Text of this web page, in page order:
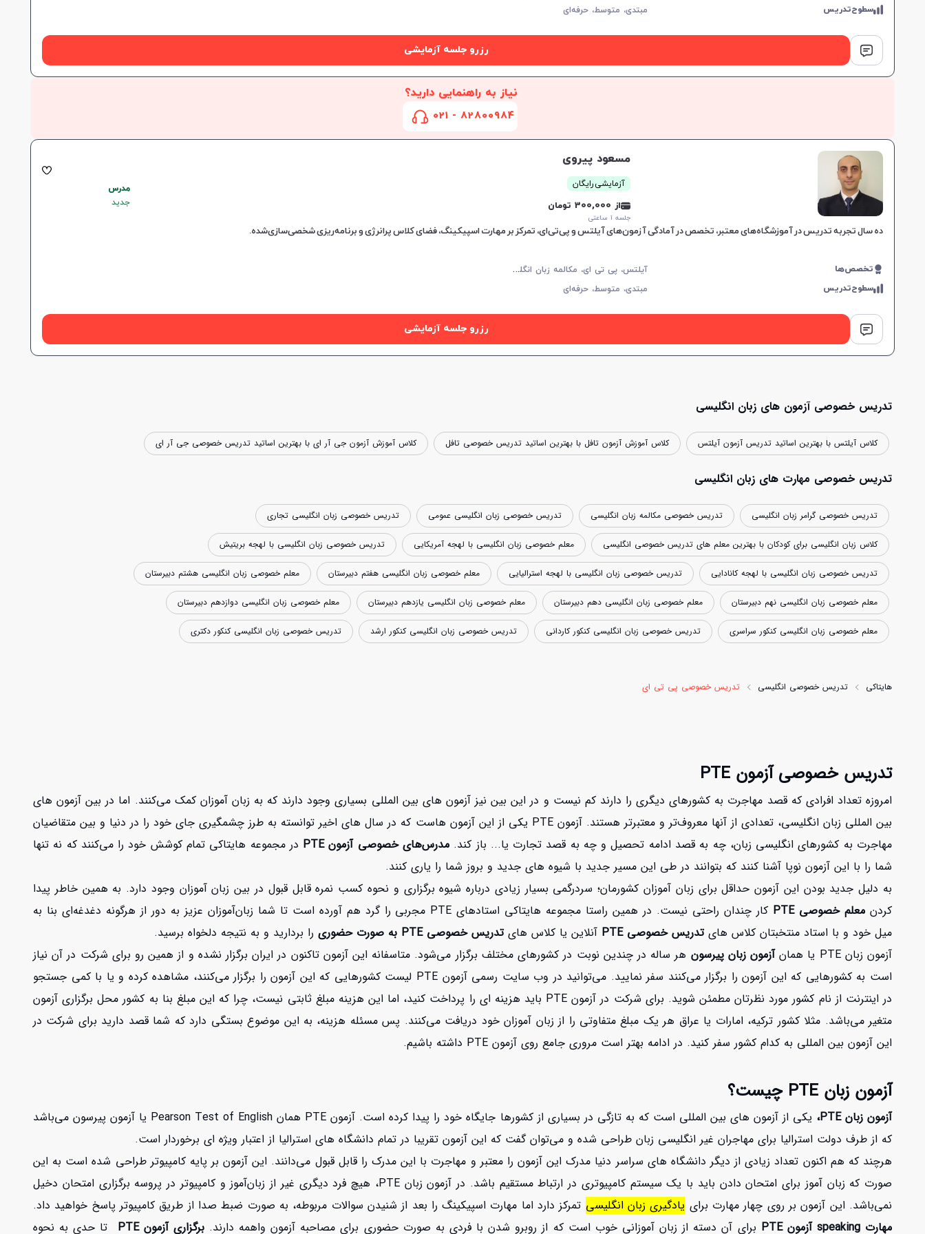
سطوح‌تدریس مبتدی، متوسط،حرفه‌ای
رزرو جلسه آزمایشی
نیاز به راهنمایی دارید؟
82800984 - 021
مسعود پیروی
آزمایشی رایگان
از 300,000 تومان
جلسه ۱ ساعتی
مدرس
جدید
ده سال تجربه تدریس در آموزشگاه‌های معتبر، تخصص در آمادگی آزمون‌های آیلتس و پی‌تی‌ای، تمرکز بر مهارت اسپیکینگ، فضای کلاس پرانرژی و برنامه‌ریزی شخصی‌سازی‌شده.
تخصص‌ها آ
یلتس، پی تی ای، مکالمه زبان انگلیسی، زبان انگلیسی عمومی، گرامر زبان انگلیسی، زبان انگلیسی آمریکایی، زبان انگلیسی کنکور سراسری، زبان انگلیسی کنکور کاردانی، زبان انگلیسی کنکور ارشد، زبان انگلیسی کنکور دکتری، زبان انگلیسی هشتم دبیرستان، زبان انگلیسی نهم دبیرستان، زبان انگلیسی دهم دبیرستان، زبان انگلیسی یازدهم دبیرستان، زبان انگلیسی دوازدهم دبیرستان
سطوح‌تدریس مبتدی، متوسط،حرفه‌ای
رزرو جلسه آزمایشی
تدریس خصوصی آزمون های زبان انگلیسی
کلاس آیلتس با بهترین اساتید تدریس آزمون آیلتس کلاس آموزش آزمون تافل با بهترین اساتید تدریس خصوصی تافل کلاس آموزش آزمون جی آر ای با بهترین اساتید تدریس خصوصی جی آر ای
تدریس خصوصی مهارت های زبان انگلیسی
تدریس خصوصی گرامر زبان انگلیسی تدریس خصوصی مکالمه زبان انگلیسی تدریس خصوصی زبان انگلیسی عمومی تدریس خصوصی زبان انگلیسی تجاری
کلاس زبان انگلیسی برای کودکان با بهترین معلم های تدریس خصوصی انگلیسی معلم خصوصی زبان انگلیسی با لهجه آمریکایی تدریس خصوصی زبان انگلیسی با لهجه بریتیش
تدریس خصوصی زبان انگلیسی با لهجه کانادایی تدریس خصوصی زبان انگلیسی با لهجه استرالیایی معلم خصوصی زبان انگلیسی هفتم دبیرستان معلم خصوصی زبان انگلیسی هشتم دبیرستان
معلم خصوصی زبان انگلیسی نهم دبیرستان معلم خصوصی زبان انگلیسی دهم دبیرستان معلم خصوصی زبان انگلیسی یازدهم دبیرستان معلم خصوصی زبان انگلیسی دوازدهم دبیرستان
معلم خصوصی زبان انگلیسی کنکور سراسری تدریس خصوصی زبان انگلیسی کنکور کاردانی تدریس خصوصی زبان انگلیسی کنکور ارشد تدریس خصوصی زبان انگلیسی کنکور دکتری
هایتاکی تدریس خصوصی انگلیسی تدریس خصوصی پی تی ای
تدریس خصوصی آزمون PTE
امروزه تعداد افرادی که قصد مهاجرت به کشورهای دیگری را دارند کم نیست و در این بین نیز آزمون های بین المللی بسیاری وجود دارند که به زبان آموزان کمک می‌کنند. اما در بین آزمون های
بین المللی زبان انگلیسی، تعدادی از آنها معروف‌تر و معتبرتر هستند. آزمون PTE یکی از این آزمون هاست که در سال های اخیر توانسته به طرز چشمگیری جای خود را در دنیا و بین متقاضیان
مهاجرت به کشورهای انگلیسی زبان، چه به قصد ادامه تحصیل و چه به قصد تجارت یا... باز کند.مدرس‌های خصوصی آزمون PTE
در مجموعه هایتاکی تمام کوشش خود را می‌کنند که نه تنها
شما را با این آزمون نوپا آشنا کنند که بتوانند در طی این مسیر جدید با شیوه های جدید و بروز شما را یاری کنند.
به دلیل جدید بودن این آزمون حداقل برای زبان آموزان کشورمان؛ سردرگمی بسیار زیادی درباره شیوه برگزاری و نحوه کسب نمره قابل قبول در بین زبان آموزان وجود دارد. به همین خاطر پیدا
کردن معلم خصوصی PTE
کار چندان راحتی نیست. در همین راستا مجموعه هایتاکی استادهای PTE مجربی را گرد هم آورده است تا شما زبان‌آموزان عزیز به دور از هرگونه دغدغه‌ای بنا به
میل خود و با استاد منتخبتان کلاس هایتدریس خصوصی PTE آنلاین یا کلاس های تدریس خصوصی PTE به صورت حضوری
را بردارید و به نتیجه دلخواه برسید.
آزمون زبان PTE یا همان
آزمون زبان پیرسون هر ساله در چندین نوبت در کشورهای مختلف برگزار می‌شود. متاسفانه این آزمون تاکنون در ایران برگزار نشده و از همین رو برای شرکت در آن نیاز
است به کشورهایی که این آزمون را برگزار می‌کنند سفر نمایید. می‌توانید در وب سایت رسمی آزمون PTE لیست کشورهایی که این آزمون را برگزار می‌کنند، مشاهده کرده و یا با کمی جستجو
در اینترنت از نام کشور مورد نظرتان مطمئن شوید. برای شرکت در آزمون PTE باید هزینه ای را پرداخت کنید، اما این هزینه مبلغ ثابتی نیست، چرا که این مبلغ بنا به کشور محل برگزاری آزمون
متغیر می‌باشد. مثلا کشور ترکیه، امارات یا عراق هر یک مبلغ متفاوتی را از زبان آموزان خود دریافت می‌کنند. پس مسئله هزینه، به این موضوع بستگی دارد که شما قصد دارید برای شرکت در
این آزمون بین المللی به کدام کشور سفر کنید. در ادامه بهتر است مروری جامع روی آزمون PTE داشته باشیم.
آزمون زبان PTE چیست؟
آزمون زبان PTE،
یکی از آزمون های بین المللی است که به تازگی در بسیاری از کشورها جایگاه خود را پیدا کرده است. آزمون PTE همان Pearson Test of English یا آزمون پیرسون می‌باشد
که از طرف دولت استرالیا برای مهاجران غیر انگلیسی زبان طراحی شده و می‌توان گفت که این آزمون تقریبا در تمام دانشگاه های استرالیا از اعتبار ویژه ای برخوردار است.
هرچند که هم اکنون تعداد زیادی از دیگر دانشگاه های سراسر دنیا مدرک این آزمون را معتبر و مهاجرت با این مدرک را قابل قبول می‌دانند. این آزمون بر پایه کامپیوتر طراحی شده است به این
صورت که زبان آموز برای امتحان دادن باید با یک سیستم کامپیوتری در ارتباط مستقیم باشد. در آزمون زبان PTE، هیچ فرد دیگری غیر از زبان‌آموز و کامپیوتر در پروسه برگزاری امتحان دخیل
نمی‌باشد. این آزمون بر روی چهار مهارت برای یادگیری زبان انگلیسی تمرکز دارد اما مهارت اسپیکینگ را بعد از شنیدن سوالات مربوطه، به صورت ضبط صدا از طریق کامپیوتر پاسخ خواهید داد.
مهارت speaking آزمون PTE
برای آن دسته از زبان آموزانی خوب است که از روبرو شدن با فردی به صورت حضوری برای مصاحبه آزمون واهمه دارند.برگزاری آزمون PTE تا حدی به نحوه